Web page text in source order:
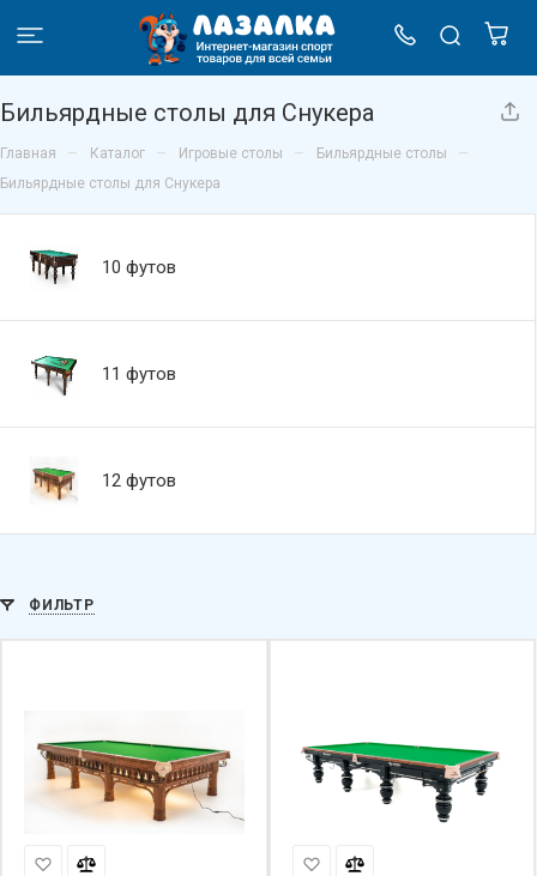
Бильярдные столы для Снукера
Главная – Каталог – Игровые столы – Бильярдные столы –
Бильярдные столы для Снукера
10 футов
11 футов
12 футов
ФИЛЬТР